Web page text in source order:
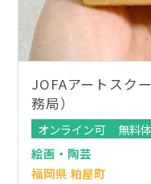
JOFAアートスク
務局）
オンライン可
無料
絵画・陶芸
福岡県 粕屋町